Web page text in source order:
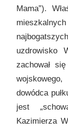
Mama”).
uzdrowisko
zachował
dowódca
jest
Kazimierza